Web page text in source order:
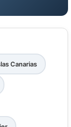
Canarias